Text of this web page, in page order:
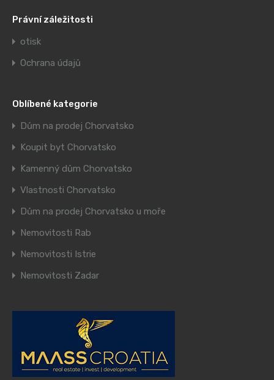
Právní záležitosti
otisk
Ochrana údajů
Oblíbené kategorie
Dům na prodej Chorvatsko
Koupit byt Chorvatsko
Kamenný dům Chorvatsko
Vlastnosti Chorvatsko
Dům na prodej Chorvatsko u moře
Nemovitosti Rab
Nemovitosti Istrie
Nemovitosti Zadar